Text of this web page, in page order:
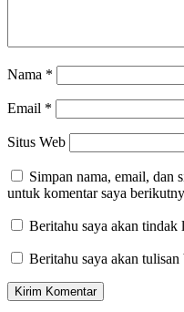
Nama *
Email *
Situs Web
Simpan nama, email, dan
untuk komentar saya
Beritahu saya akan tindak
Beritahu saya akan